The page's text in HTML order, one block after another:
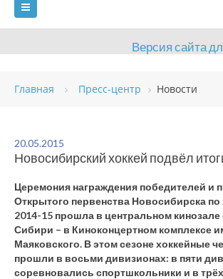
Версия сайта
ГЛАВНАЯ
ВИДЫ СПОРТА
ОЦЕНКА КАЧЕСТВА ОБРАЗОВАНИЯ
ПЛАТНЫЕ УСЛУГИ КОНТАКТЫ
Главная Пресс-центр Новости
20.05.2015
Новосибирский хоккей подвёл
Церемония награждения победителей и
Открытого первенства Новосибирска по
2014-15 прошла в центральном
Сибири – в Киноконцертном комплексе
Маяковского. В этом сезоне хоккейные
прошли в восьми дивизионах: в пяти
соревновались спортшкольники и в